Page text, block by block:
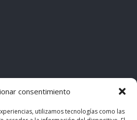
consentimiento
utilizamos tecnologías como las